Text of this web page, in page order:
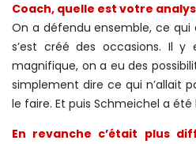
Coach, quelle est votre
On a défendu ensemble, ce qui
s’est créé des occasions. Il y
magnifique, on a eu des
simplement dire ce qui n’allait
le faire. Et puis Schmeichel a été
En revanche c’était plus